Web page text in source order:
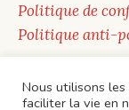
Politique de
Politique anti-
Nous utilisons
faciliter la vie en